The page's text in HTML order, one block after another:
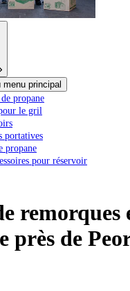
menu principal
propane
le gril
portatives
propane
pour réservoir
remorques
près de